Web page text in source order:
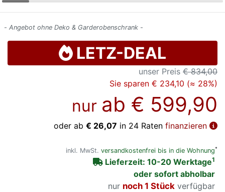
- Angebot ohne Deko & Garderobenschrank -
LETZ-DEAL
unser Preis € 834,00
Sie sparen € 234,10 (≈ 28%)
nur ab € 599,90
oder ab € 26,07 in 24 Raten finanzieren
inkl. MwSt. versandkostenfrei bis in die Wohnung*
Lieferzeit: 10-20 Werktage1
oder sofort abholbar
nur
noch 1 Stück verfügbar
Deals